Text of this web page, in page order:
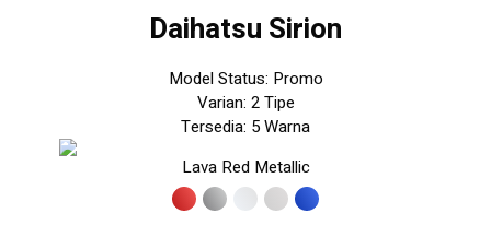
Lainnya
Daihatsu Sirion
Model Status: Promo
Varian: 2 Tipe
Tersedia: 5 Warna
Lava Red Metallic